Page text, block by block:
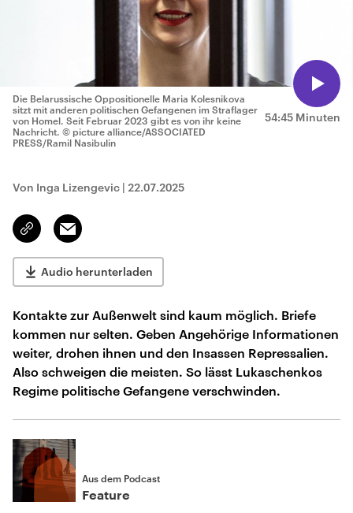
54:45 Minuten
Die Belarussische Oppositionelle Maria Kolesnikova
sitzt mit anderen politischen Gefangenen im Straflager
von Homel. Seit Februar 2023 gibt es von ihr keine
Nachricht. © picture alliance/ASSOCIATED
PRESS/Ramil Nasibulin
Von Inga Lizengevic | 22.07.2025
Link
kopieren/teilen
Email
Audio herunterladen
Kontakte zur Außenwelt sind kaum möglich. Briefe
kommen nur selten. Geben Angehörige Informationen
weiter, drohen ihnen und den Insassen Repressalien.
Also schweigen die meisten. So lässt Lukaschenkos
Regime politische Gefangene verschwinden.
Aus dem Podcast
Feature